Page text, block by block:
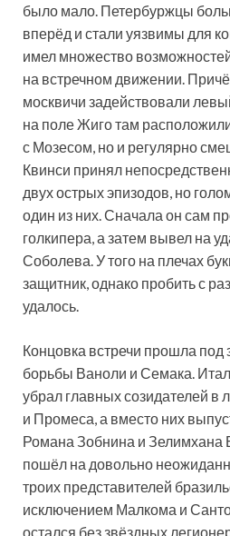
было мало. Петербуржцы
вперёд и стали уязвимы для
имел множество
на встречном движении.
москвичи задействовали
на поле Жиго там
с Мозесом, но и регулярно
Квинси принял
двух острых эпизодов, но
один из них. Сначала он сам
голкипера, а затем вывел на
Соболева. У того на плечах
защитник, однако пробить с
удалось.
Концовка встречи прошла под
борьбы Ваноли и Семака.
убрал главных созидателей в
и Промеса, а вместо них
Романа Зобнина и Зелимхана
пошёл на довольно
троих представителей
исключением Малкома и
остался без звёздных